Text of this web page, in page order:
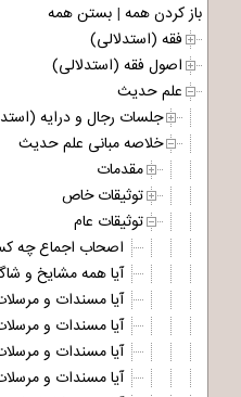
باز کردن همه | بستن همه
فقه (استدلالی)
اصول فقه (استدلالی)
علم حدیث
جلسات رجال و درایه
خلاصه مبانی علم حدیث
مقدمات
توثیقات خاص
توثیقات عام
اصحاب اجماع چه
آیا همه مشایخ و
آیا مسندات و
آیا مسندات و
آیا مسندات و
آیا مسندات و